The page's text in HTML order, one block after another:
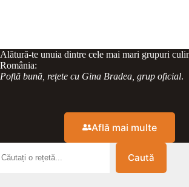
Alătură-te unuia dintre cele mai mari grupuri
România:
Poftă bună, rețete cu Gina Bradea, grup oficial.
Află mai multe
Caută